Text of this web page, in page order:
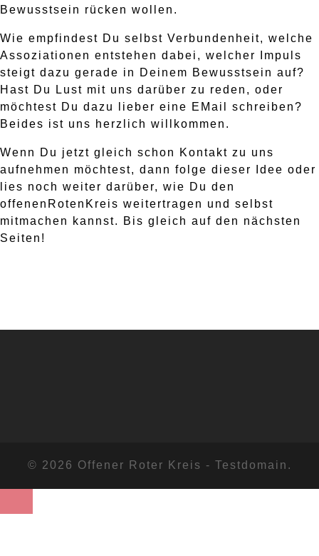
Bewusstsein rücken wollen.
Wie empfindest Du selbst Verbundenheit, welche
Assoziationen entstehen dabei, welcher Impuls
steigt dazu gerade in Deinem Bewusstsein auf?
Hast Du Lust mit uns darüber zu reden, oder
möchtest Du dazu lieber eine EMail schreiben?
Beides ist uns herzlich willkommen.
Wenn Du jetzt gleich schon Kontakt zu uns
aufnehmen möchtest, dann folge dieser Idee oder
lies noch weiter darüber, wie Du den
offenenRotenKreis weitertragen und selbst
mitmachen kannst. Bis gleich auf den nächsten
Seiten!
© 2026 Offener Roter Kreis - Testdomain.